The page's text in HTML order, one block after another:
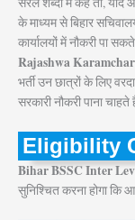
के माध्यम से बिहार
कार्यालयों में नौकरी पा
Rajashwa
भर्ती उन छात्रों के लिए
सरकारी नौकरी पाना चाहते
Eligibility
Bihar BSSC Inter
सुनिश्चित करना होगा कि